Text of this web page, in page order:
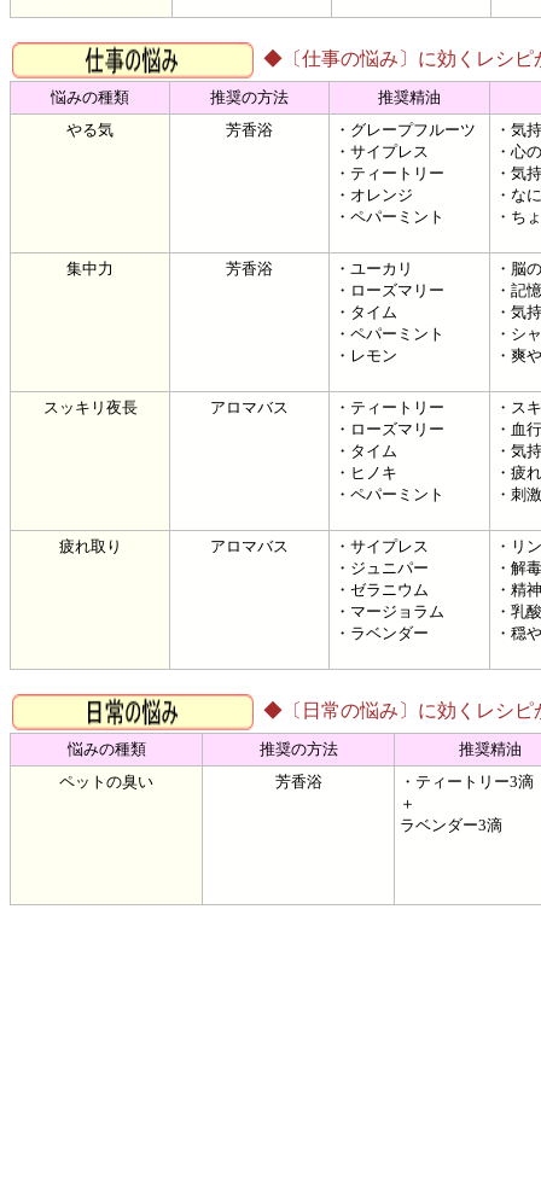
◆〔仕事の悩み〕に効くレシピ
悩みの種類 推奨の方法
推奨精油
やる気
芳香浴
・グレープフルーツ
・サイプレス
・ティートリー
・オレンジ
・ペパーミント
・気
・心
・気
・な
・ち
集中力 芳香浴
・ユーカリ
・ローズマリー
・タイム
・ペパーミント
・レモン
・脳
・記
・気
・シ
・爽
スッキリ夜長 アロマバス
・ティートリー
・ローズマリー
・タイム
・ヒノキ
・ペパーミント
・ス
・血
・気
・疲
・刺
疲れ取り アロマバス
・サイプレス
・ジュニパー
・ゼラニウム
・マージョラム
・ラベンダー
・リ
・解
・精
・乳
・穏
◆〔日常の悩み〕に効くレシピ
悩みの種類 推奨の方法
推奨精油
ペットの臭い
芳香浴
・ティートリー3滴
＋
ラベンダー3滴